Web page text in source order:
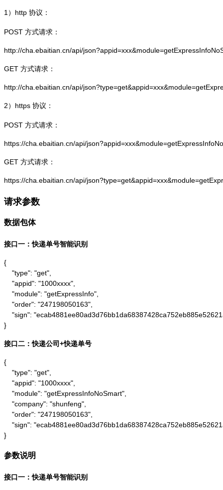
1） http 协议：
POST 方式请求：
http://cha.ebaitian.cn/api/
GET 方式请求：
http://cha.ebaitian.cn/api/
2） https 协议：
POST 方式请求：
https://cha.ebaitian.cn/api/
GET 方式请求：
https://cha.ebaitian.cn/api/
请求参数
数据包体
接口一：快递单号智能识别
{
    "type": "get",
    "appid": "1000xxxx",
    "module": "getExpressInfo",
    "order": "247198050163",
"sign":
}
接口二：快递公司+快递单号
{
    "type": "get",
    "appid": "1000xxxx",
    "module": "getExpressInfoNoSmart",
    "company": "shunfeng",
    "order": "247198050163",
"sign":
}
参数说明
接口一：快递单号智能识别